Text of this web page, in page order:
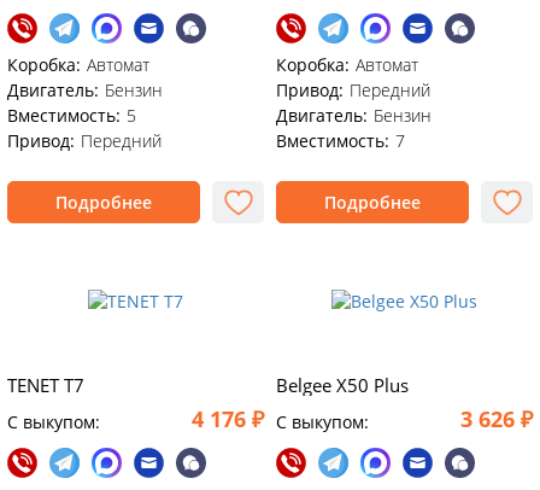
Коробка: Автомат
Двигатель: Бензин
Вместимость: 5
Привод: Передний
Подробнее
Коробка: Автомат
Привод: Передний
Двигатель: Бензин
Вместимость: 7
Подробнее
TENET T7
C выкупом: 4 176 ₽
Belgee X50 Plus
C выкупом: 3 626 ₽